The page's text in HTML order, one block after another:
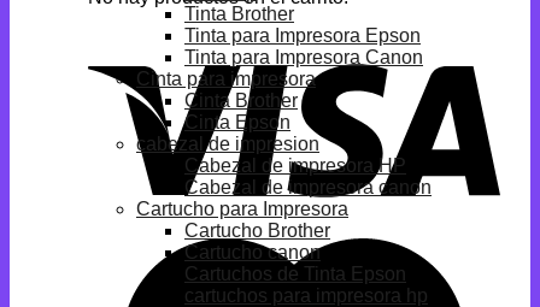
Tinta Brother
Tinta para Impresora Epson
Tinta para Impresora Canon
Cinta para impresora
Cinta Brother
Cinta Epson
cabezal de impresion
Cabezal de impresora HP
Cabezal de impresora canon
Cartucho para Impresora
Cartucho Brother
Cartucho canon
Cartuchos de Tinta Epson
cartuchos para impresora hp